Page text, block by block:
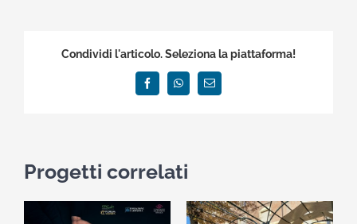
Condividi l'articolo. Seleziona la piattaforma!
FacebookWhatsAppEmail
Progetti correlati